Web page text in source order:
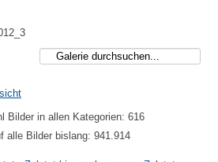
Bilder in allen Kategorien: 616
alle Bilder bislang: 941.914